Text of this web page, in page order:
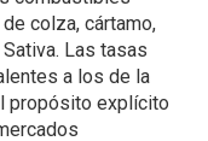
colza, cártamo,
Las tasas
a los de la
propósito explícito